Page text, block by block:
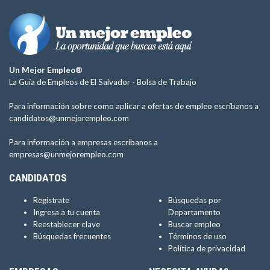
Un Mejor Empleo®
La Guía de Empleos de El Salvador - Bolsa de Trabajo
Para información sobre como aplicar a ofertas de empleo escríbanos a
candidatos@unmejorempleo.com
Para información a empresas escríbanos a
empresas@unmejorempleo.com
CANDIDATOS
Regístrate
Ingresa a tu cuenta
Reestablecer clave
Búsquedas frecuentes
Búsquedas por
Departamento
Buscar empleo
Términos de uso
Política de privacidad